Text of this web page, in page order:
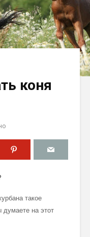
коня
такое
думаете на этот